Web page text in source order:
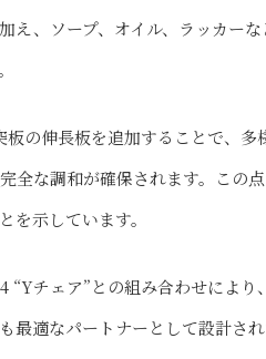
え、ソープ、オイル、ラッカー
の伸長板を追加することで、
全な調和が確保されます。この
を示しています。
“Yチェア”との組み合わせによ
最適なパートナーとして設計さ